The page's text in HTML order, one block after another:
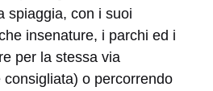
spiaggia, con i suoi
insenature, i parchi ed i
per la stessa via
consigliata) o percorrendo